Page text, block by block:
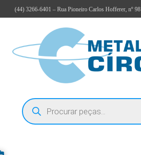
(44) 3266-6401 – Rua Pioneiro Carlos Hofferer, nº 98